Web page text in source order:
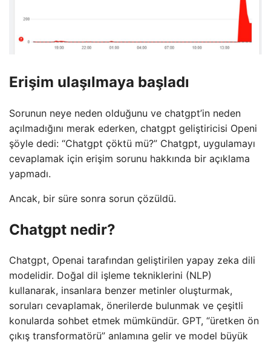
Erişim ulaşılmaya başladı
Sorunun neye neden olduğunu ve chatgpt’in neden
açılmadığını merak ederken, chatgpt geliştiricisi Openi
şöyle dedi: “Chatgpt çöktü mü?” Chatgpt, uygulamayı
cevaplamak için erişim sorunu hakkında bir açıklama
yapmadı.
Ancak, bir süre sonra sorun çözüldü.
Chatgpt nedir?
Chatgpt, Openai tarafından geliştirilen yapay zeka dili
modelidir. Doğal dil işleme tekniklerini (NLP)
kullanarak, insanlara benzer metinler oluşturmak,
soruları cevaplamak, önerilerde bulunmak ve çeşitli
konularda sohbet etmek mümkündür. GPT, “üretken ön
çıkış transformatörü” anlamına gelir ve model büyük